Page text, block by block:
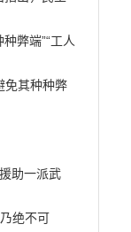
弊端”“工人
免其种种弊
助一派武
绝不可